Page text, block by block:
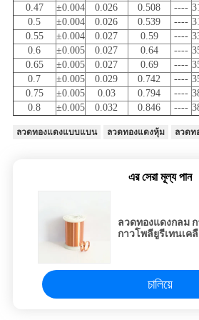
0.47
±0.004 0.026 0.508 ----
0.5
±0.004 0.026 0.539 ----
0.55
±0.004 0.027 0.59 ----
0.6
±0.005 0.027 0.64 ----
0.65
±0.005 0.027 0.69 ----
0.7
±0.005 0.029 0.742 ----
0.75
±0.005 0.03 0.794 ----
0.8
±0.005 0.032 0.846 ----
ลวดทองแดงแบบแบน ลวดทองแดงหุ้ม ลวดท
এর সেরা মূল্য পান
ลวดทองแดงกลม
กาวโพลียูรีเทนเค
চালিয়ে